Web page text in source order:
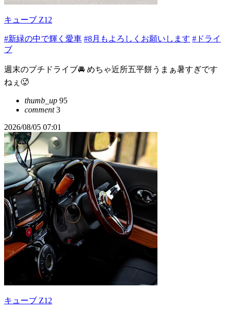
キューブ Z12
#新緑の中で輝く愛車 #8月もよろしくお願いします #ドライ
ブ
週末のプチドライブ🚘 めちゃ近所五平餅うまぁ暑すぎです
ねぇ🥵
thumb_up 95
comment3
2026/08/05 07:01
キューブ Z12